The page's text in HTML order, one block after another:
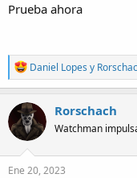
Prueba ahora
R
e
a
c
t
i
o
n
s
Daniel Lopes y
Rorschach
Watchman
Ene 20, 2023